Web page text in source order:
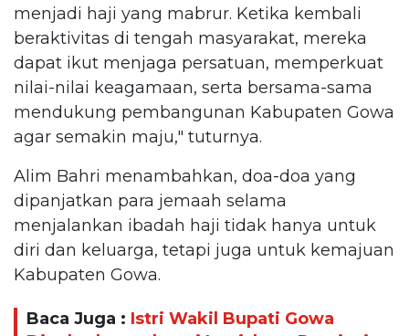
menjadi haji yang mabrur. Ketika kembali
beraktivitas di tengah masyarakat, mereka
dapat ikut menjaga persatuan, memperkuat
nilai-nilai keagamaan, serta bersama-sama
mendukung pembangunan Kabupaten Gowa
agar semakin maju," tuturnya.
Alim Bahri menambahkan, doa-doa yang
dipanjatkan para jemaah selama
menjalankan ibadah haji tidak hanya untuk
diri dan keluarga, tetapi juga untuk kemajuan
Kabupaten Gowa.
Baca Juga : Istri Wakil Bupati Gowa